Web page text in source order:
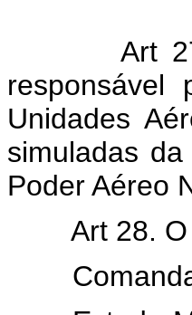
Art 27. O
responsável
Unidades
simuladas
Poder Aéreo
Art 28. O